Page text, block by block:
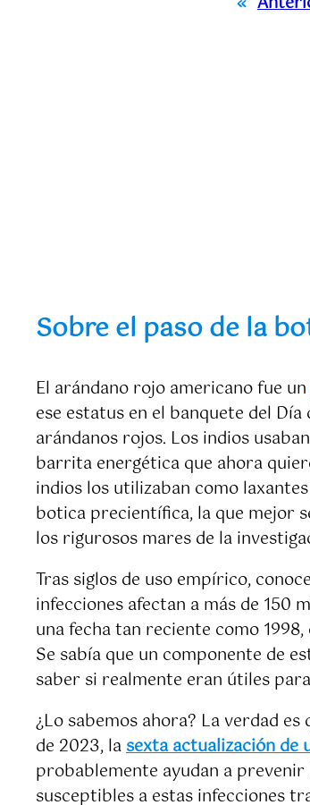
Sobre el paso de la
El arándano rojo americano fue un
ese estatus en el banquete del
arándanos rojos. Los indios
barrita energética que ahora
indios los utilizaban como
botica precientífica, la que mejor
los rigurosos mares de la
Tras siglos de uso empírico,
infecciones afectan a más de 150
una fecha tan reciente como 1998,
Se sabía que un componente de
saber si realmente eran útiles
¿Lo sabemos ahora? La verdad
de 2023, lasexta actualización de
probablemente ayudan a
susceptibles a estas infecciones